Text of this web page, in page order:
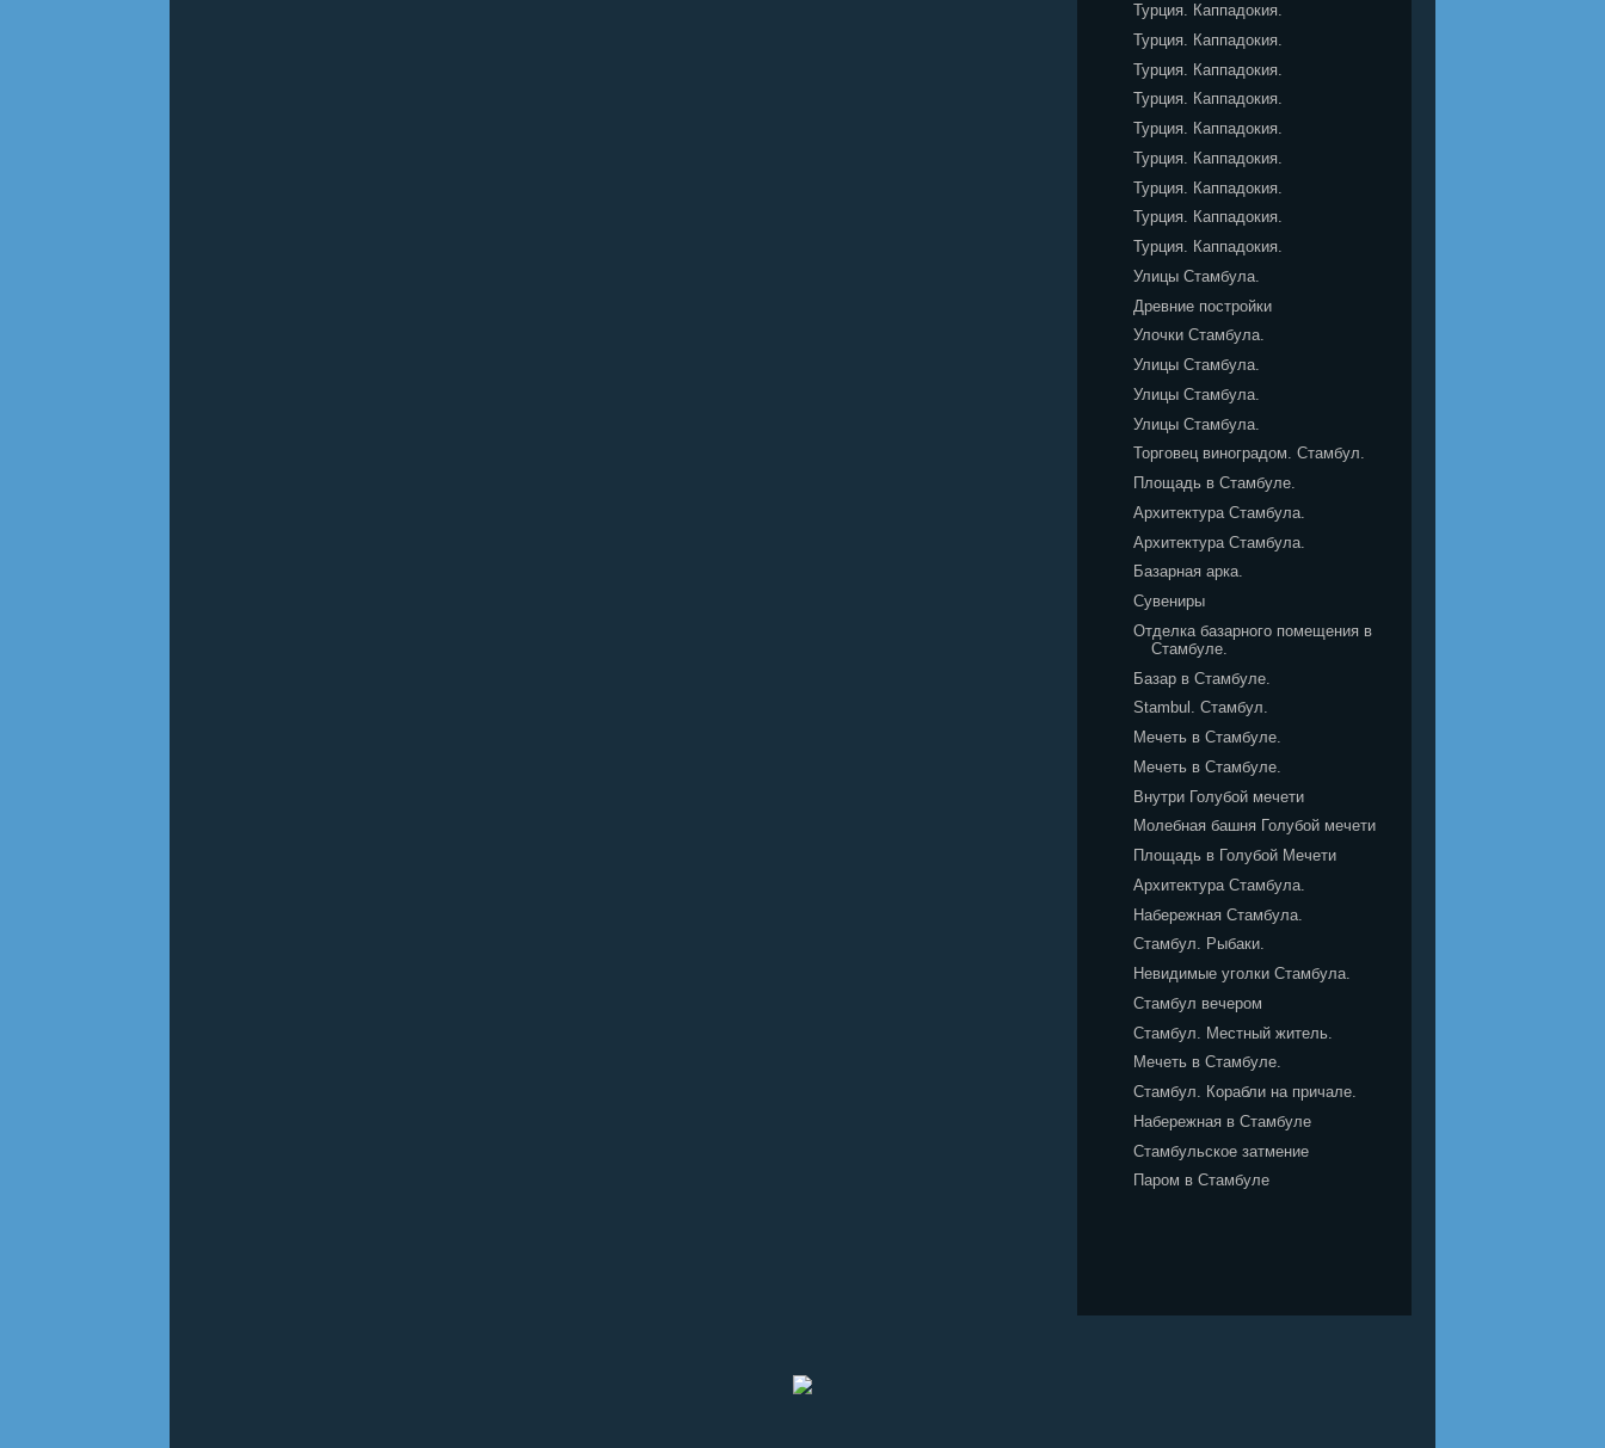
Турция. Каппадокия.
Турция. Каппадокия.
Турция. Каппадокия.
Турция. Каппадокия.
Турция. Каппадокия.
Турция. Каппадокия.
Турция. Каппадокия.
Турция. Каппадокия.
Турция. Каппадокия.
Улицы Стамбула.
Древние постройки
Улочки Стамбула.
Улицы Стамбула.
Улицы Стамбула.
Улицы Стамбула.
Торговец виноградом. Стамбул.
Площадь в Стамбуле.
Архитектура Стамбула.
Архитектура Стамбула.
Базарная арка.
Сувениры
Отделка базарного помещения в
Стамбуле.
Базар в Стамбуле.
Stambul. Стамбул.
Мечеть в Стамбуле.
Мечеть в Стамбуле.
Внутри Голубой мечети
Молебная башня Голубой мечети
Площадь в Голубой Мечети
Архитектура Стамбула.
Набережная Стамбула.
Стамбул. Рыбаки.
Невидимые уголки Стамбула.
Стамбул вечером
Стамбул. Местный житель.
Мечеть в Стамбуле.
Стамбул. Корабли на причале.
Набережная в Стамбуле
Стамбульское затмение
Паром в Стамбуле